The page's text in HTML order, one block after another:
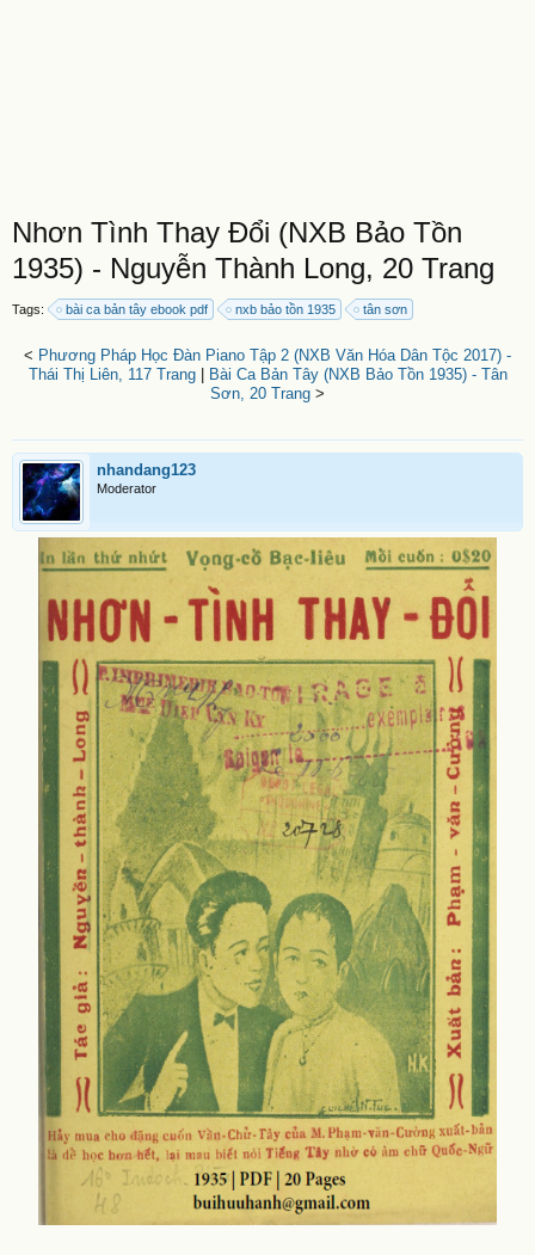
Nhơn Tình Thay Đổi (NXB Bảo Tồn
1935) - Nguyễn Thành Long, 20 Trang
Tags: bài ca bản tây ebook pdf nxb bảo tồn 1935 tân sơn
< Phương Pháp Học Đàn Piano Tập 2 (NXB Văn Hóa Dân Tộc 2017) -
Thái Thị Liên, 117 Trang|
Bài Ca Bản Tây (NXB Bảo Tồn 1935) - Tân
Sơn, 20 Trang >
nhandang123
Moderator